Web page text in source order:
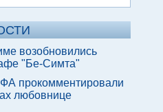
возобновились
"Бе-Симта"
прокомментировали
любовнице